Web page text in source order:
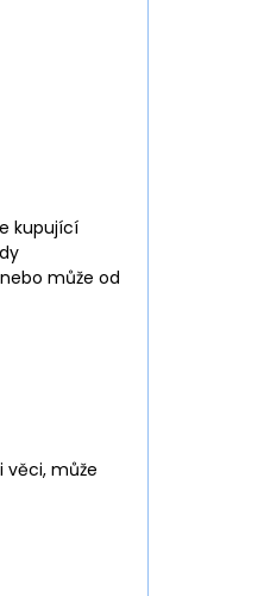
kupující
může od
věci, může